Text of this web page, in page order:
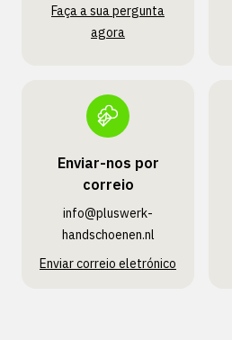
Faça a sua pergunta
agora
Enviar-nos por
correio
info@pluswerk­
handschoenen.nl
Enviar correio eletrónico